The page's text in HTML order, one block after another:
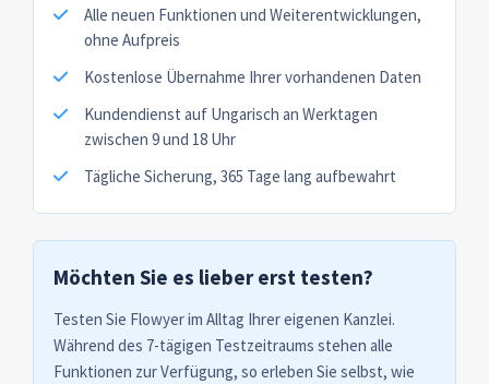
Alle neuen Funktionen und Weiterentwicklungen,
ohne Aufpreis
Kostenlose Übernahme Ihrer vorhandenen Daten
Kundendienst auf Ungarisch an Werktagen
zwischen 9 und 18 Uhr
Tägliche Sicherung, 365 Tage lang aufbewahrt
Möchten Sie es lieber erst testen?
Testen Sie Flowyer im Alltag Ihrer eigenen Kanzlei.
Während des 7-tägigen Testzeitraums stehen alle
Funktionen zur Verfügung, so erleben Sie selbst, wie